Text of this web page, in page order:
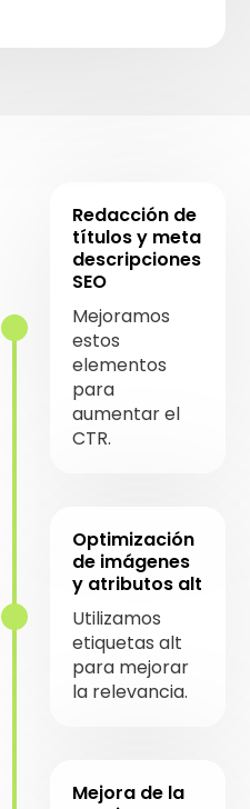
Redacción de
títulos y meta
descripciones
SEO
Mejoramos
estos
elementos
para
aumentar el
CTR.
Optimización
de imágenes
y atributos alt
Utilizamos
etiquetas alt
para mejorar
la relevancia.
Mejora de la